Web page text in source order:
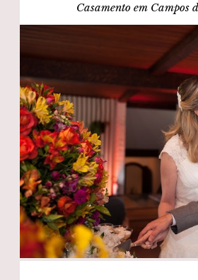
Casamento em